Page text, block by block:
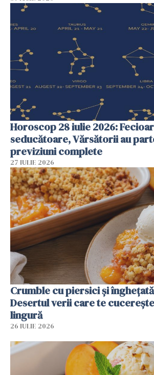
Horoscop 28 iulie 2026:
seducătoare, Vărsătorii au
previziuni complete
27 IULIE 2026
Crumble cu piersici și
Desertul verii care te
lingură
26 IULIE 2026